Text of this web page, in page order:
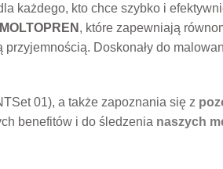
każdego, kto chce szybko i
, które zapewniają
przyjemnością. Doskonały do
01), a także zapoznania się z
benefitów i do śledzenia naszych